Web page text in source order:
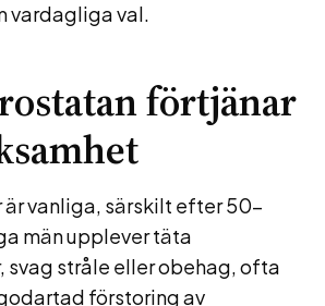
vardagliga val.
förtjänar
vanliga, särskilt efter 50-
män upplever täta
svag stråle eller obehag, ofta
förstoring av